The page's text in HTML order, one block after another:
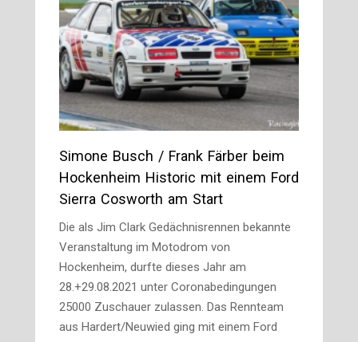
Simone Busch / Frank Färber beim
Hockenheim Historic mit einem Ford
Sierra Cosworth am Start
Die als Jim Clark Gedächnisrennen bekannte
Veranstaltung im Motodrom von
Hockenheim, durfte dieses Jahr am
28.+29.08.2021 unter Coronabedingungen
25000 Zuschauer zulassen. Das Rennteam
aus Hardert/Neuwied ging mit einem Ford